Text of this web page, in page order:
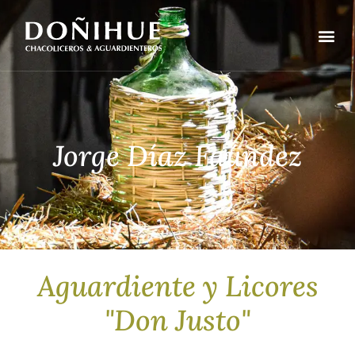
Jorge Díaz Faúndez
Aguardiente y Licores
"Don Justo"